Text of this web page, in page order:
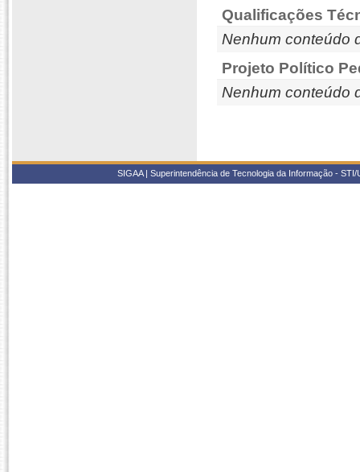
Qualificações
Nenhum conteúdo
Projeto Político
Nenhum conteúdo
SIGAA | Superintendência de Tecnologia da Informação -